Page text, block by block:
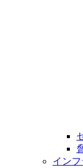
イン